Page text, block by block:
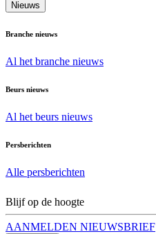
Nieuws
Branche nieuws
Al het branche nieuws
Beurs nieuws
Al het beurs nieuws
Persberichten
Alle persberichten
Blijf op de hoogte
AANMELDEN NIEUWSBRIEF